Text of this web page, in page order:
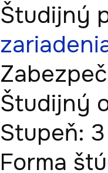
Študijný
Študijný
Stupeň: 3
Forma